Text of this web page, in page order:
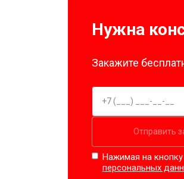
Нужна
Закажите
Отправить
Нажимая на
персональных